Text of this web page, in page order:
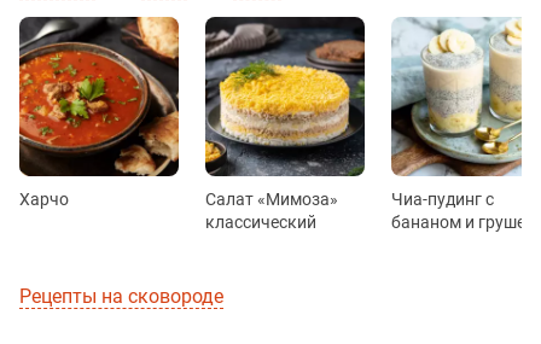
Харчо
Салат «Мимоза»
классический
Чиа-пудинг с
бананом и грушей
Рецепты на сковороде